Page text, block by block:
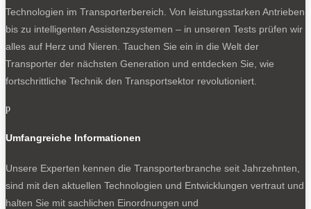
Technologien im Transporterbereich. Von leistungsstarken Antrieben
bis zu intelligenten Assistenzsystemen – in unseren Tests prüfen wir
alles auf Herz und Nieren. Tauchen Sie ein in die Welt der
Transporter der nächsten Generation und entdecken Sie, wie
fortschrittliche Technik den Transportsektor revolutioniert.
p
Umfangreiche Informationen
Unsere Experten kennen die Transporterbranche seit Jahrzehnten,
sind mit den aktuellen Technologien und Entwicklungen vertraut und
halten Sie mit sachlichen Einordnungen und